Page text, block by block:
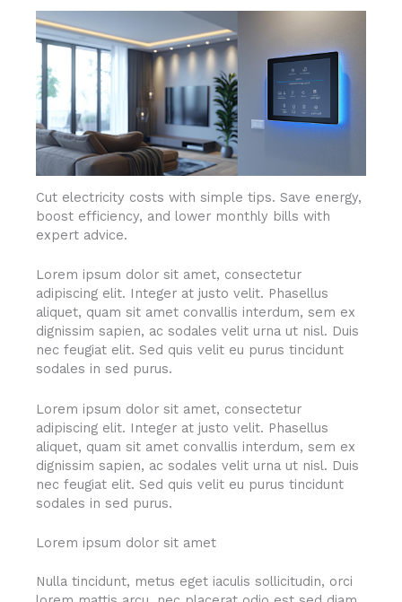
Cut electricity costs with simple tips. Save energy,
boost efficiency, and lower monthly bills with
expert advice.
Lorem ipsum dolor sit amet, consectetur
adipiscing elit. Integer at justo velit. Phasellus
aliquet, quam sit amet convallis interdum, sem ex
dignissim sapien, ac sodales velit urna ut nisl. Duis
nec feugiat elit. Sed quis velit eu purus tincidunt
sodales in sed purus.
Lorem ipsum dolor sit amet, consectetur
adipiscing elit. Integer at justo velit. Phasellus
aliquet, quam sit amet convallis interdum, sem ex
dignissim sapien, ac sodales velit urna ut nisl. Duis
nec feugiat elit. Sed quis velit eu purus tincidunt
sodales in sed purus.
Lorem ipsum dolor sit amet
Nulla tincidunt, metus eget iaculis sollicitudin, orci